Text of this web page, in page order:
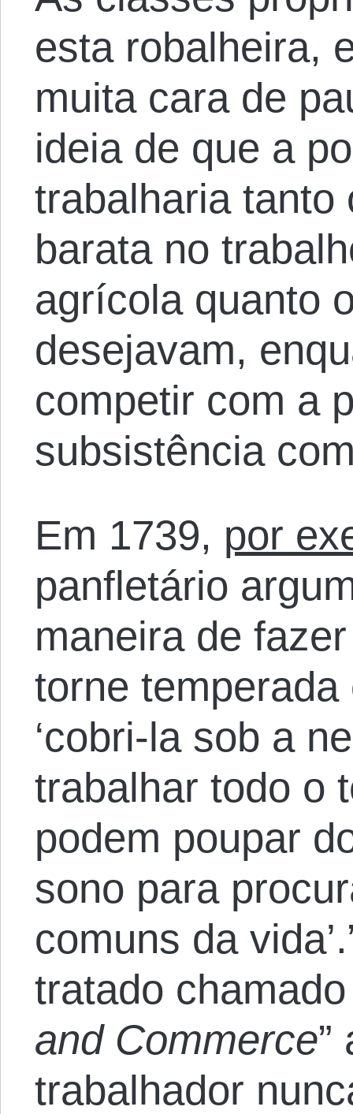
esta robalheira,
muita cara de
ideia de que a
trabalharia tanto
barata no
agrícola quanto
desejavam,
competir com a
subsistência
Em 1739, por
panfletário
maneira de
torne
‘cobri-la sob a
trabalhar todo o
podem poupar
sono para
comuns da
tratado chamado
and Commerce”
trabalhador